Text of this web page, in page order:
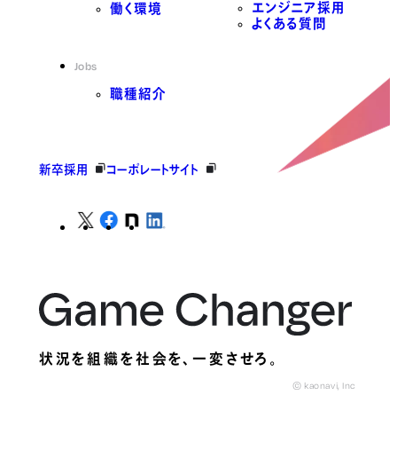
働く環境
Jobs
職種紹介
エンジニア採用
よくある質問
新卒採用 コーポレートサイト
状況を組織を社会を、一変させろ。
© kaonavi, Inc